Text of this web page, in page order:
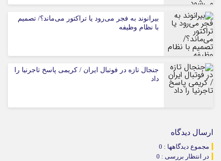
بیرانوند به فجر می‌رود یا تراکتور می‌ماند؟/ تصمیم
با نظام وظیفه
جنجال تازه در فوتبال ایران / کریمی پاسخ تاجرنیا را
داد
ارسال دیدگاه
مجموع دیدگاهها : 0
در انتظار بررسی : 0